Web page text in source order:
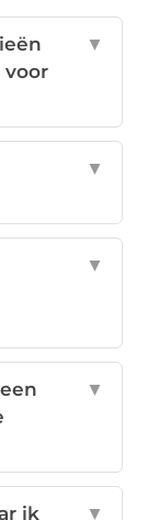
voor
▼
▼
▼
▼
ik
▼